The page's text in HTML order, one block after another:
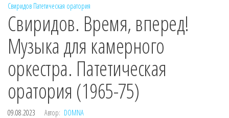
Свиридов Патетическая оратория
Свиридов. Время, вперед!
Музыка для камерного
оркестра. Патетическая
оратория (1965-75)
09.08.2023 Автор: DOMNA